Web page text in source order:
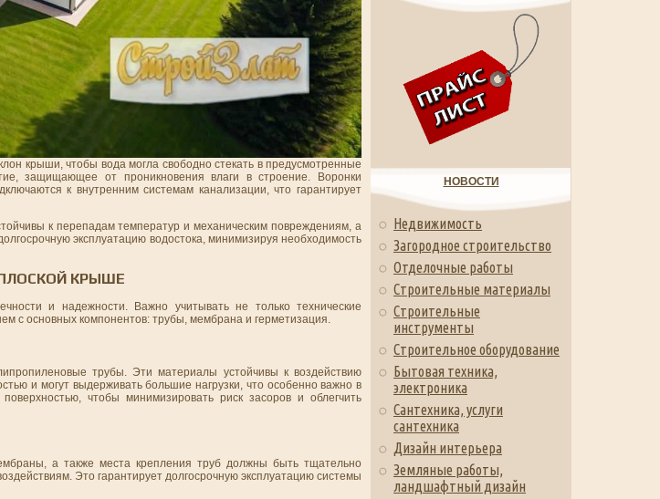
крыши, чтобы вода могла свободно стекать в предусмотренные
защищающее от проникновения влаги в строение. Воронки
к внутренним системам канализации, что гарантирует
к перепадам температур и механическим повреждениям, а
эксплуатацию водостока, минимизируя необходимость
КРЫШЕ
и надежности. Важно учитывать не только технические
с основных компонентов: трубы, мембрана и герметизация.
трубы. Эти материалы устойчивы к воздействию
и могут выдерживать большие нагрузки, что особенно важно в
чтобы минимизировать риск засоров и облегчить
а также места крепления труб должны быть тщательно
Это гарантирует долгосрочную эксплуатацию системы
НОВОСТИ
Недвижимость
Загородное строительство
Отделочные работы
Строительные материалы
Строительные
инструменты
Строительное оборудование
Бытовая техника,
электроника
Сантехника, услуги
сантехника
Дизайн интерьера
Земляные работы,
ландшафтный дизайн